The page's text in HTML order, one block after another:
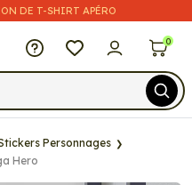
DE T-SHIRT APÉRO
Déco 0
Personnages
Hero